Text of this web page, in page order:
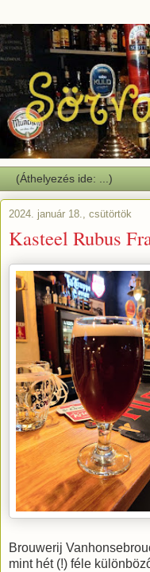
2024. január 18., csütörtök
Kasteel Rubus
Brouwerij
mint hét (!) féle